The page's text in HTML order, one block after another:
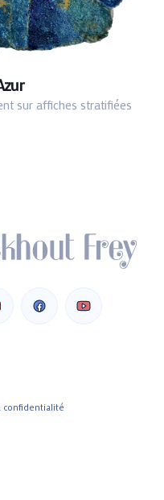
sur affiches stratifiées
confidentialité